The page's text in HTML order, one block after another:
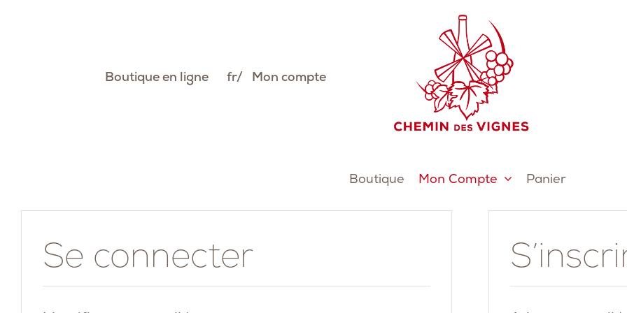
Boutique en ligne fr Mon compte
Boutique Mon Compte Panier
Se connecter